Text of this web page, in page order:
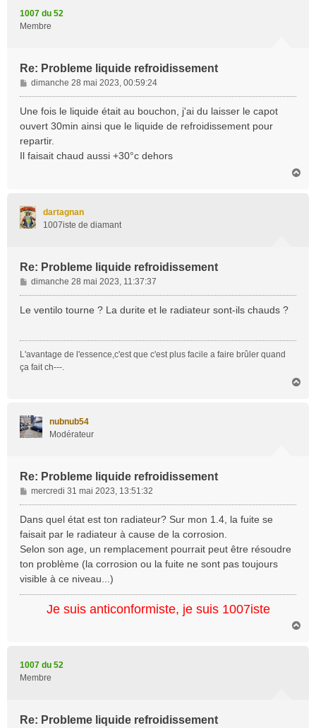
1007 du 52
Membre
Re: Probleme liquide refroidissement
M
e
s
g
e
dimanche 28 mai 2023, 00:59:24
Une fois le liquide était au bouchon, j'ai du laisser le capot
ouvert 30min ainsi que le liquide de refroidissement pour
repartir.
Il faisait chaud aussi +30°c dehors
dartagnan
1007iste de diamant
Re: Probleme liquide refroidissement
M
e
s
e
dimanche 28 mai 2023, 11:37:37
Le ventilo tourne ? La durite et le radiateur sont-ils chauds ?
L'avantage de l'essence,c'est que c'est plus facile a faire brûler quand
ça fait ch---.
nubnub54
Modérateur
Re: Probleme liquide refroidissement
M
e
s
s
g
e
mercredi 31 mai 2023, 13:51:32
Dans quel état est ton radiateur? Sur mon 1.4, la fuite se
faisait par le radiateur à cause de la corrosion.
Selon son age, un remplacement pourrait peut être résoudre
ton problème (la corrosion ou la fuite ne sont pas toujours
visible à ce niveau...)
Je suis anticonformiste, je suis 1007iste
1007 du 52
Membre
Re: Probleme liquide refroidissement